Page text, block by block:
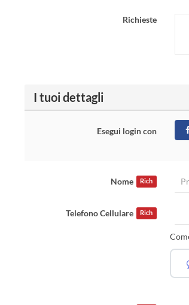
Richieste
I tuoi dettagli
Esegui login con
Nome Rich
Telefono Cellulare Rich